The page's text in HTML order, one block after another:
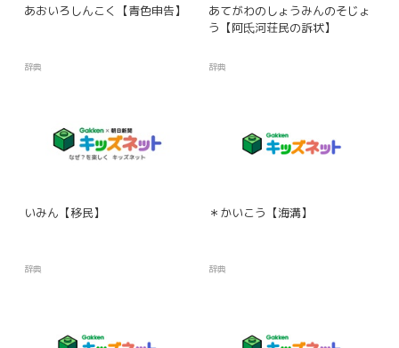
あおいろしんこく【青色申告】
辞典
あてがわのしょうみんのそじょ
う【阿氐河荘民の訴状】
辞典
いみん【移民】
辞典
＊かいこう【海溝】
辞典